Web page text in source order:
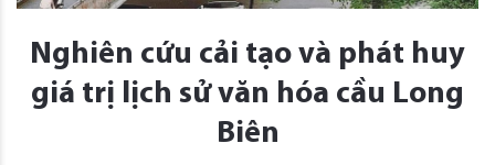
Nghiên cứu cải tạo và phát huy
giá trị lịch sử văn hóa cầu Long
Biên